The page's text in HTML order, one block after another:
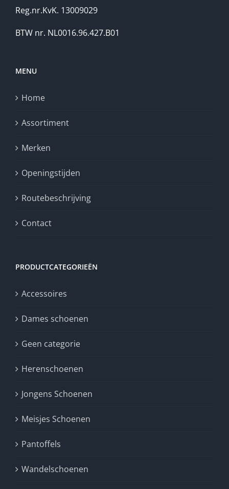
Reg.nr.KvK. 13009029
BTW nr. NL0016.96.427.B01
MENU
Home
Assortiment
Merken
Openingstijden
Routebeschrijving
Contact
PRODUCTCATEGORIEËN
Accessoires
Dames schoenen
Geen categorie
Herenschoenen
Jongens Schoenen
Meisjes Schoenen
Pantoffels
Wandelschoenen